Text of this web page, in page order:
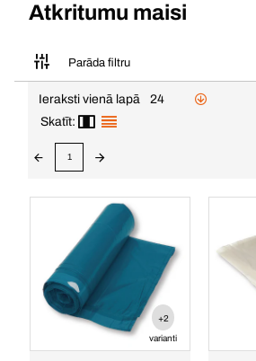
Atkritumu maisi
Parāda filtru
Ieraksti vienā lapā
24
Skatīt:
1
+2
varianti